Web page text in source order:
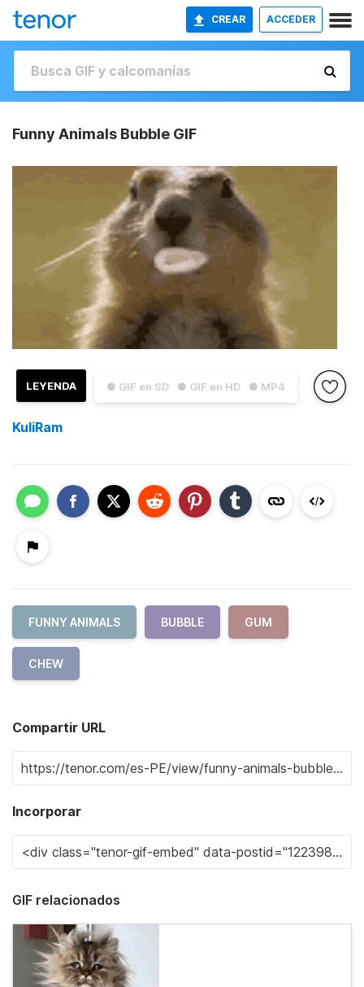
CREAR ACCEDER
Funny Animals Bubble GIF
● GIF en SD ● GIF en HD ● MP4
LEYENDA
KuliRam
FUNNY ANIMALS BUBBLE GUM
CHEW
Compartir URL
Incorporar
GIF relacionados